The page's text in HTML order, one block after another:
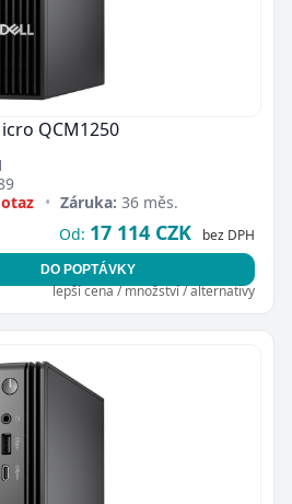
QCM1250
• Záruka: 36 měs.
Od: 17 114 CZK bez DPH
DO POPTÁVKY
lepší cena / množství / alternativy